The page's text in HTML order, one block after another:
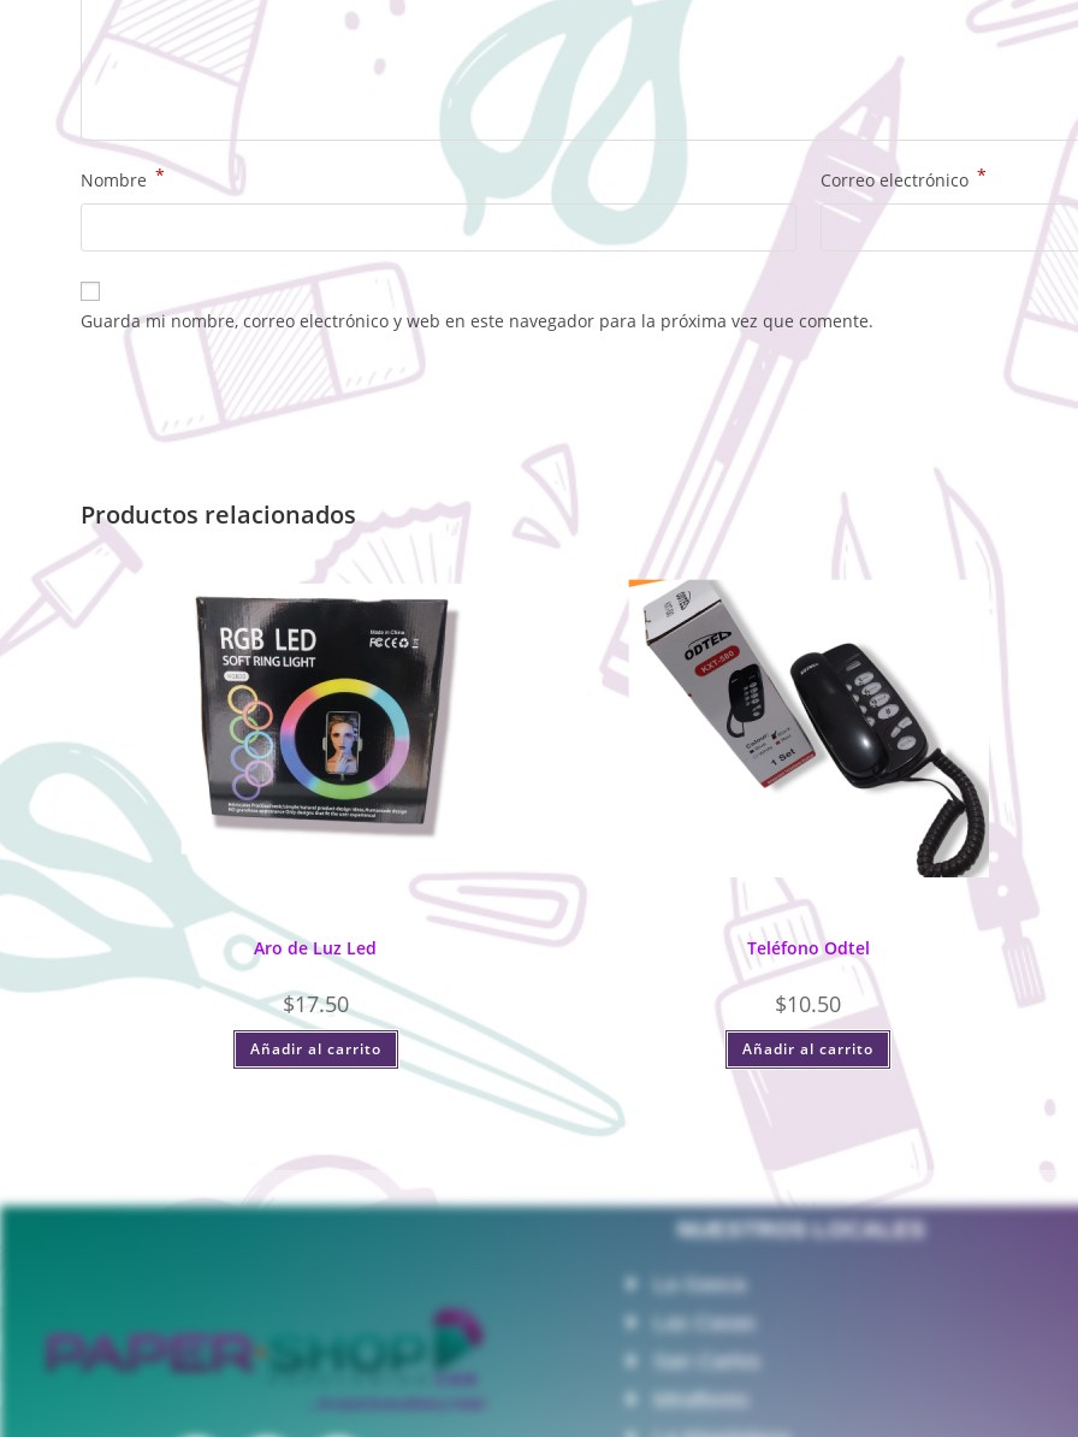
Nombre * Correo electrónico *
Guarda mi nombre, correo electrónico y web en este navegador para la próxima vez que comente.
Productos relacionados
Aro de Luz Led
$17.50
Añadir al carrito
Teléfono Odtel
$10.50
Añadir al carrito
NUESTROS LOCALES
La Gasca
Las Casas
San Carlos
Miraflores